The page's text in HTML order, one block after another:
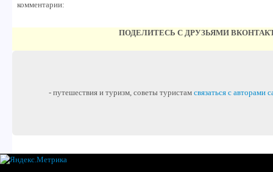
комментарии:
ПОДЕЛИТЕСЬ С ДРУЗЬЯМИ
- путешествия и туризм, советы туристам связаться с авторами